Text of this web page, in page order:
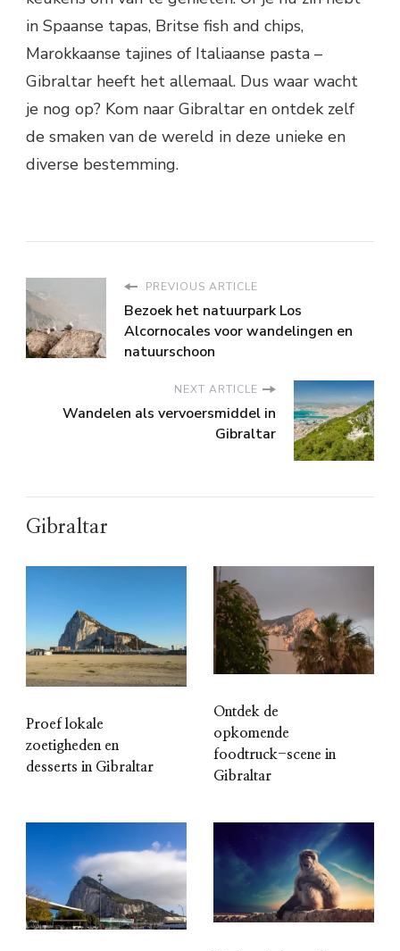
in Spaanse tapas, Britse fish and chips,
Marokkaanse tajines of Italiaanse pasta –
Gibraltar heeft het allemaal. Dus waar wacht
je nog op? Kom naar Gibraltar en ontdek zelf
de smaken van de wereld in deze unieke en
diverse bestemming.
PREVIOUS ARTICLE
Bezoek het natuurpark Los
Alcornocales voor wandelingen en
natuurschoon
NEXT ARTICLE
Wandelen als vervoersmiddel in
Gibraltar
Gibraltar
Proef lokale
zoetigheden en
desserts in Gibraltar
Ontdek de
opkomende
foodtruck-scene in
Gibraltar